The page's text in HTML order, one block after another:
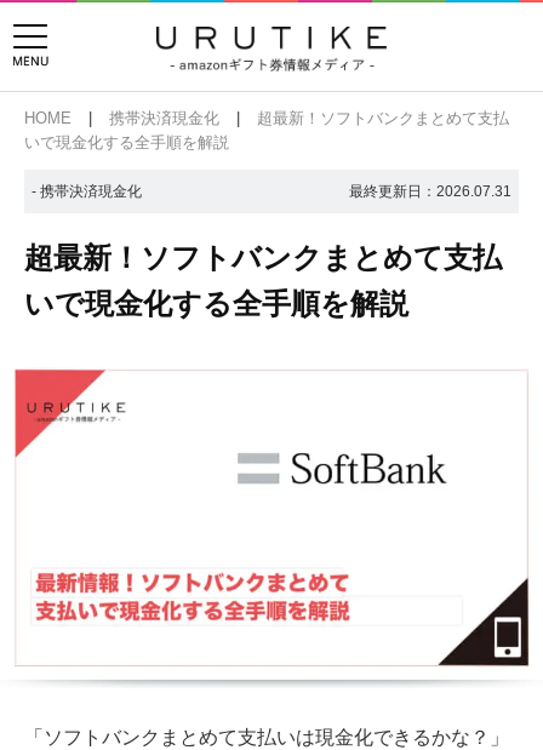
HOME 携帯決済現金化
超最新！ソフトバンクまとめて支払
いで現金化する全手順を解説
- 携帯決済現金化 最終更新日： 2026.07.31
超最新！ソフトバンクまとめて支払
いで現金化する全手順を解説
「ソフトバンクまとめて支払いは現金化できるかな？」